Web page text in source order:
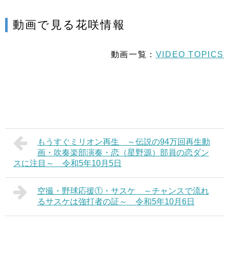
動画で見る花咲情報
動画一覧： VIDEO TOPICS
もうすぐミリオン再生 ～伝説の94万回再生動
画・吹奏楽部演奏・恋（星野源）部員の恋ダン
スに注目～ 令和5年10月5日
空撮・野球応援①・サスケ ～チャンスで流れ
るサスケは強打者の証～ 令和5年10月6日